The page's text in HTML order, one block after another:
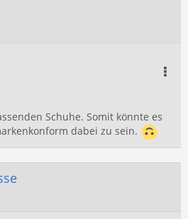
Schuhe. Somit könnte es
dabei zu sein.